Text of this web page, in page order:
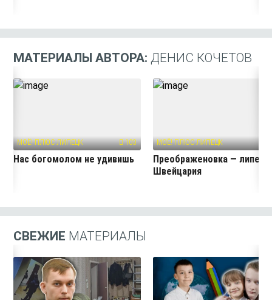
МАТЕРИАЛЫ АВТОРА:ДЕНИС КОЧЕТОВ
МОЁ! ПЛЮС ЛИПЕЦК 103
Нас богомолом не удивишь
МОЁ! ПЛЮС ЛИПЕЦК
Преображеновка —
Швейцария
СВЕЖИЕ МАТЕРИАЛЫ